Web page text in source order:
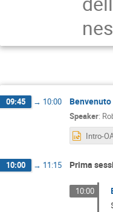
09:45 → 10:00 Benvenuto
Speaker:
10:00 → 11:15 Prima
10:00